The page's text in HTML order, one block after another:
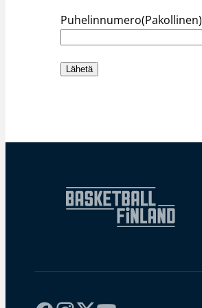
Puhelinnumero(Pakollinen)
Lähetä